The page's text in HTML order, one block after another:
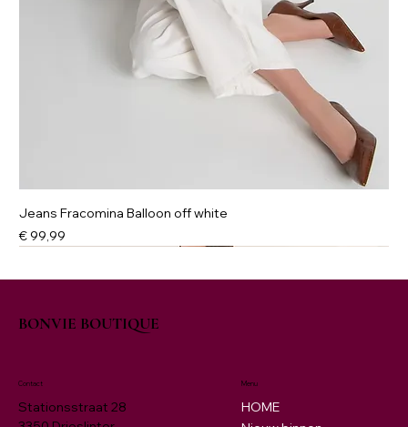
Jeans Fracomina Balloon off white
Prijs
€ 99,99
BONVIE BOUTIQUE
Menu
HOME
Contact
Stationsstraat 28